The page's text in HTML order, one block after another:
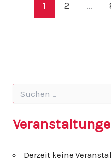
statt***
1 2 …
h
e
a
Derzeit keine